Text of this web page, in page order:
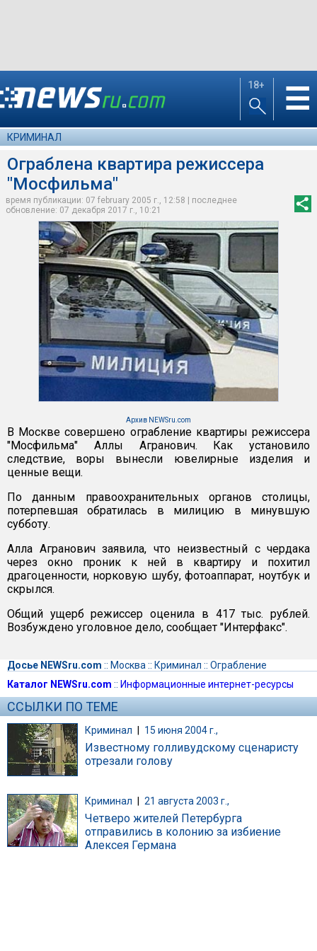
18+ ☰
КРИМИНАЛ
Ограблена квартира режиссера
"Мосфильма"
время публикации: 07 february 2005 г., 12:58 | последнее
обновление: 07 декабря 2017 г., 10:21
Архив NEWSru.com
В Москве совершено ограбление квартиры режиссера
"Мосфильма" Аллы Агранович. Как установило
следствие, воры вынесли ювелирные изделия и
ценные вещи.
По данным правоохранительных органов столицы,
потерпевшая обратилась в милицию в минувшую
субботу.
Алла Агранович заявила, что неизвестный с чердака
через окно проник к ней в квартиру и похитил
драгоценности, норковую шубу, фотоаппарат, ноутбук и
скрылся.
Общий ущерб режиссер оценила в 417 тыс. рублей.
Возбуждено уголовное дело, сообщает "Интерфакс".
Досье NEWSru.com :: Москва :: Криминал :: Ограбление
Каталог NEWSru.com :: Информационные интернет-ресурсы
ССЫЛКИ ПО ТЕМЕ
Криминал | 15 июня 2004 г.,
Известному голливудскому сценаристу
отрезали голову
Криминал 21 августа 2003 г.,
Четверо жителей Петербурга
отправились в колонию за избиение
Алексея Германа